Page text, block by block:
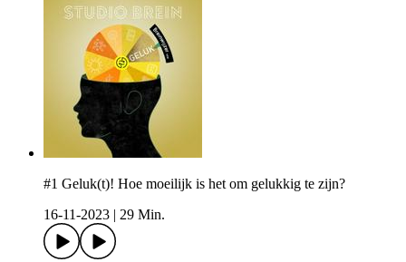
#1 Geluk(t)! Hoe moeilijk is het om gelukkig te zijn?
16-11-2023
29 Min.